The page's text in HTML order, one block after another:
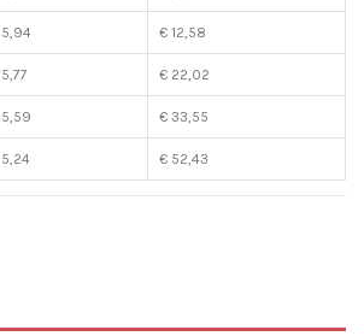
€ 12,58
€ 22,02
€ 33,55
€ 52,43